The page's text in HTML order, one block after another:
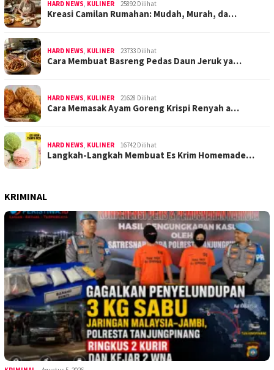
HARD NEWS KULINER 25892 Dilihat
Kreasi Camilan Rumahan: Mudah, Murah, da…
HARD NEWS KULINER 23733 Dilihat
Cara Membuat Basreng Pedas Daun Jeruk ya…
HARD NEWS KULINER 21628 Dilihat
Cara Memasak Ayam Goreng Krispi Renyah a…
HARD NEWS KULINER 16742 Dilihat
Langkah-Langkah Membuat Es Krim Homemade…
KRIMINAL